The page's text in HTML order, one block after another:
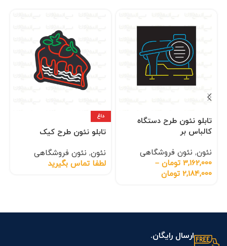
تابلو نئون طرح دستگاه
کالباس بر
نئون, نئون فروشگاهی
3,162,000 تومان –
2,184,000 تومان
داغ
تابلو نئون طرح کیک
نئون, نئون فروشگاهی
لطفا تماس بگیرید
ارسال رایگان.